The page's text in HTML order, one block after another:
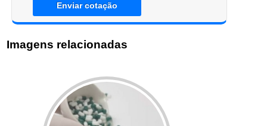
Enviar cotação
Imagens relacionadas